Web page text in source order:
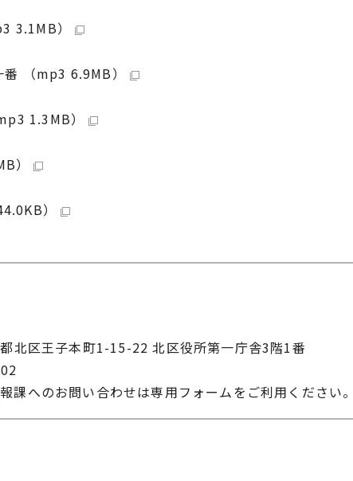
3.1MB）
（mp3 6.9MB）
1.3MB）
）
）
北区王子本町1-15-22 北区役所第一庁舎3階1番
課へのお問い合わせは専用フォームをご利用ください。